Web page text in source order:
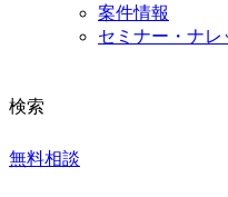
案件情報
セミナー・ナレ
検索
無料相談